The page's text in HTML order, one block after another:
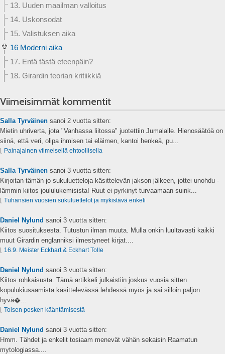
13. Uuden maailman valloitus
14. Uskonsodat
15. Valistuksen aika
16 Moderni aika
17. Entä tästä eteenpäin?
18. Girardin teorian kritiikkiä
Viimeisimmät kommentit
Salla Tyrväinen sanoi 2 vuotta sitten:
Mietin uhriverta, jota "Vanhassa liitossa" juotettiin Jumalalle. Hienosäätöä on
siinä, että veri, olipa ihmisen tai eläimen, kantoi henkeä, pu...
⌊ Painajainen viimeisellä ehtoollisella
Salla Tyrväinen sanoi 3 vuotta sitten:
Kirjoitan tämän jo sukuluetteloja käsittelevän jakson jälkeen, jottei unohdu -
lämmin kiitos joululukemisista! Ruut ei pyrkinyt turvaamaan suink...
⌊ Tuhansien vuosien sukuluettelot ja mykistävä enkeli
Daniel Nylund sanoi 3 vuotta sitten:
Kiitos suosituksesta. Tutustun ilman muuta. Mulla onkin luultavasti kaikki
muut Girardin englanniksi ilmestyneet kirjat....
⌊ 16.9. Meister Eckhart & Eckhart Tolle
Daniel Nylund sanoi 3 vuotta sitten:
Kiitos rohkaisusta. Tämä artikkeli julkaistiin joskus vuosia sitten
kopulukiusaamista käsittelevässä lehdessä myös ja sai silloin paljon
hyvä�...
⌊ Toisen posken kääntämisestä
Daniel Nylund sanoi 3 vuotta sitten:
Hmm. Tähdet ja enkelit tosiaam menevät vähän sekaisin Raamatun
mytologiassa....